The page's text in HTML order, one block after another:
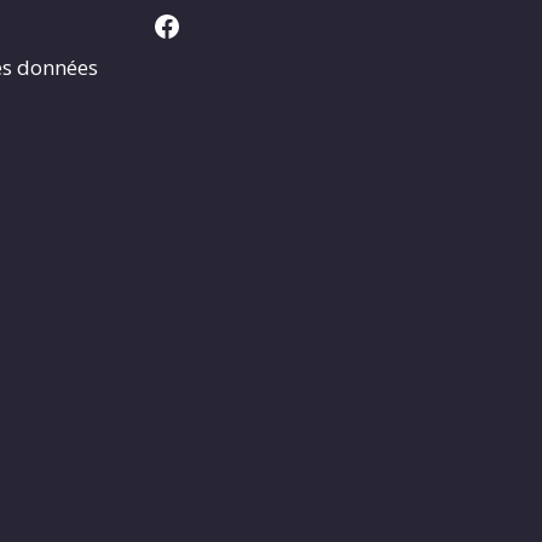
données
Facebook